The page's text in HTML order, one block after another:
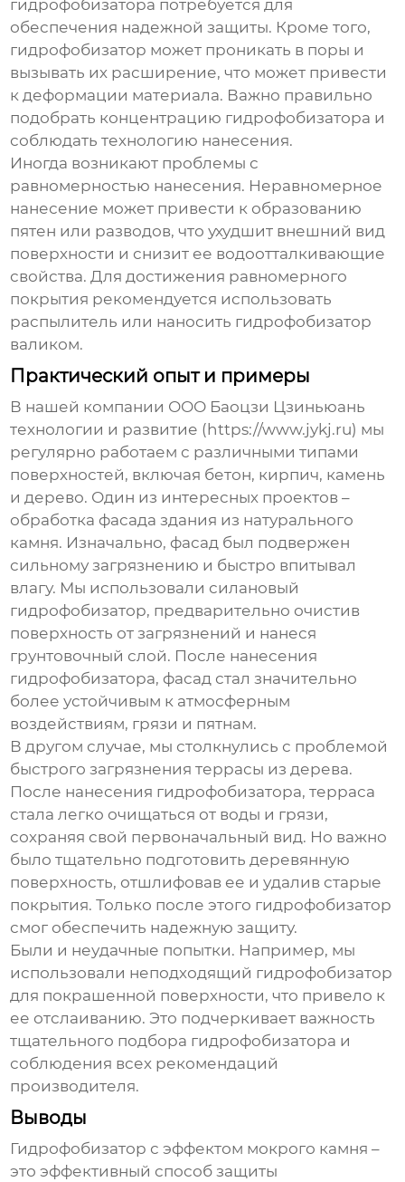
гидрофобизатора потребуется для
обеспечения надежной защиты. Кроме того,
гидрофобизатор может проникать в поры и
вызывать их расширение, что может привести
к деформации материала. Важно правильно
подобрать концентрацию гидрофобизатора и
соблюдать технологию нанесения.
Иногда возникают проблемы с
равномерностью нанесения. Неравномерное
нанесение может привести к образованию
пятен или разводов, что ухудшит внешний вид
поверхности и снизит ее водоотталкивающие
свойства. Для достижения равномерного
покрытия рекомендуется использовать
распылитель или наносить гидрофобизатор
валиком.
Практический опыт и примеры
В нашей компании ООО Баоцзи Цзиньюань
технологии и развитие (https://www.jykj.ru) мы
регулярно работаем с различными типами
поверхностей, включая бетон, кирпич, камень
и дерево. Один из интересных проектов –
обработка фасада здания из натурального
камня. Изначально, фасад был подвержен
сильному загрязнению и быстро впитывал
влагу. Мы использовали силановый
гидрофобизатор, предварительно очистив
поверхность от загрязнений и нанеся
грунтовочный слой. После нанесения
гидрофобизатора, фасад стал значительно
более устойчивым к атмосферным
воздействиям, грязи и пятнам.
В другом случае, мы столкнулись с проблемой
быстрого загрязнения террасы из дерева.
После нанесения гидрофобизатора, терраса
стала легко очищаться от воды и грязи,
сохраняя свой первоначальный вид. Но важно
было тщательно подготовить деревянную
поверхность, отшлифовав ее и удалив старые
покрытия. Только после этого гидрофобизатор
смог обеспечить надежную защиту.
Были и неудачные попытки. Например, мы
использовали неподходящий гидрофобизатор
для покрашенной поверхности, что привело к
ее отслаиванию. Это подчеркивает важность
тщательного подбора гидрофобизатора и
соблюдения всех рекомендаций
производителя.
Выводы
Гидрофобизатор с эффектом мокрого камня –
это эффективный способ защиты